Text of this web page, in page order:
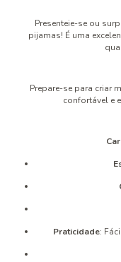
Presenteie-se ou
pijamas! É uma
Prepare-se para criar
confortável e
Praticidade: